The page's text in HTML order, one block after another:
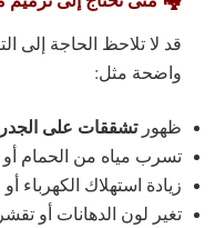
قد لا تلاحظ الحاجة إلى
واضحة مثل:
ظهورتشققات على
تسرب مياه من الحمام
زيادة استهلاك الكهرباء
تغير لون الدهانات أو